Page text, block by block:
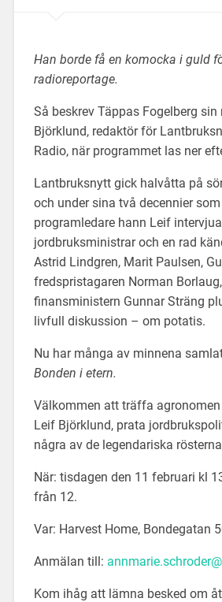
Han borde få en komocka i guld
radioreportage.
Så beskrev Täppas Fogelberg
Björklund, redaktör för
Radio, när programmet las ner
Lantbruksnytt gick halvåtta på
och under sina två decennier
programledare hann Leif
jordbruksministrar och en rad
Astrid Lindgren, Marit Paulsen,
fredspristagaren Norman
finansministern Gunnar Sträng
livfull diskussion – om potatis.
Nu har många av minnena
Bonden i etern.
Välkommen att träffa
Leif Björklund, prata
några av de legendariska
När: tisdagen den 11 februari kl
från 12.
Var: Harvest Home, Bondegatan
Anmälan till:
Kom ihåg att lämna besked om